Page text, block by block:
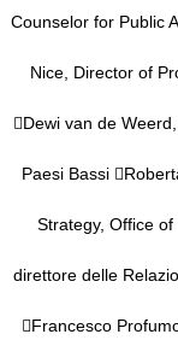
Counselor for Public
Nice, Director of
Dewi van de Weerd
Paesi Bassi 
Strategy, Office
direttore delle
Francesco